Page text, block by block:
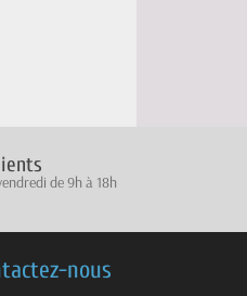
de 9h à 18h
nous